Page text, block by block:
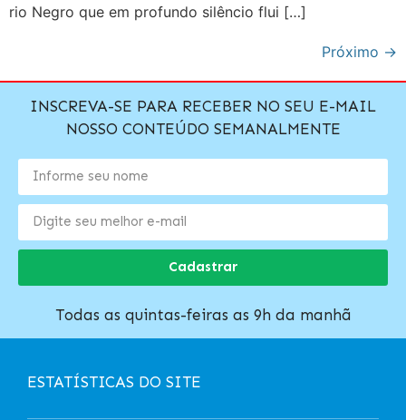
rio Negro que em profundo silêncio flui […]
Próximo →
INSCREVA-SE PARA RECEBER NO SEU E-MAIL
NOSSO CONTEÚDO SEMANALMENTE
Cadastrar
Todas as quintas-feiras as 9h da manhã
ESTATÍSTICAS DO SITE